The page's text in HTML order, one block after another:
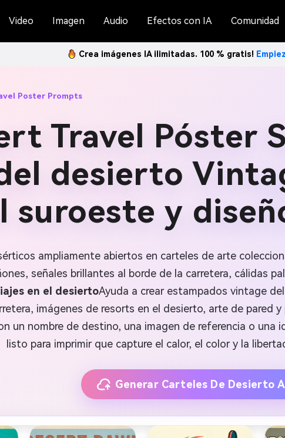
Video Imagen Audio Efectos con IA Comunidad
Crea imágenes IA ilimitadas. 100 % gratis!
Poster Prompts
Travel Póster
desierto
suroeste y
ampliamente abiertos en carteles de arte
señales brillantes al borde de la carretera, cálidas
en el desiertoAyuda a crear estampados vintage
imágenes de resorts en el desierto, arte de pared
un nombre de destino, una imagen de referencia o
listo para imprimir que capture el calor, el color y la
Generar Carteles De Desierto